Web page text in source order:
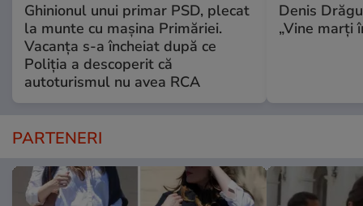
Ghinionul unui primar PSD, plecat
la munte cu mașina Primăriei.
Vacanța s-a încheiat după ce
Poliția a descoperit că
autoturismul nu avea RCA
Denis
„Vine marți
PARTENERI